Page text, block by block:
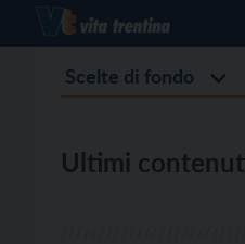
Scelte di fondo
Ultimi